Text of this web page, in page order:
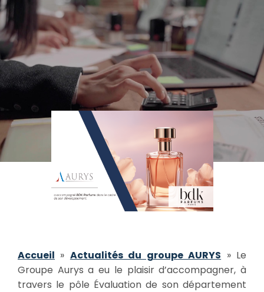
Accueil » Actualités du groupe AURYS » Le
Groupe Aurys a eu le plaisir d’accompagner, à
travers le pôle Évaluation de son département